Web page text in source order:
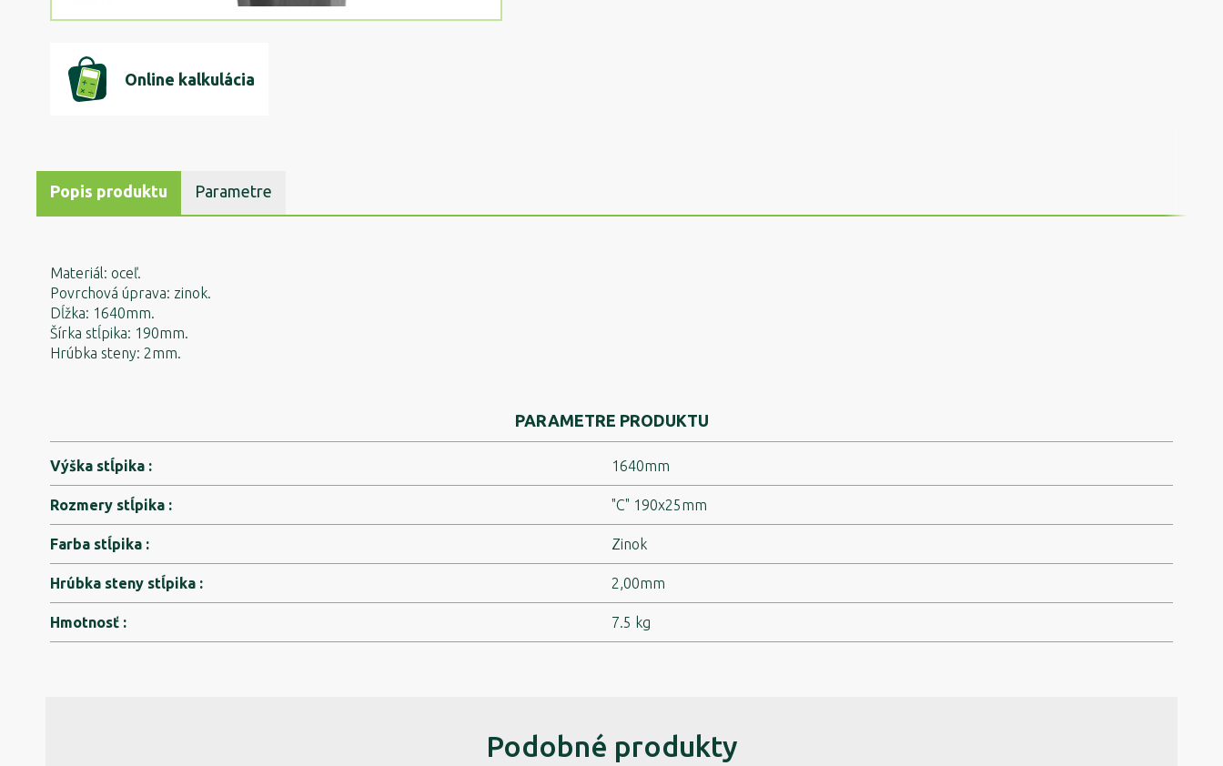
Online kalkulácia
Popis produktu Parametre
Materiál: oceľ.
Povrchová úprava: zinok.
Dĺžka: 1640mm.
Šírka stĺpika: 190mm.
Hrúbka steny: 2mm.
PARAMETRE PRODUKTU
Výška stĺpika : 1640mm
Rozmery stĺpika : "C" 190x25mm
Farba stĺpika : Zinok
Hrúbka steny stĺpika : 2,00mm
Hmotnosť : 7.5 kg
Podobné produkty